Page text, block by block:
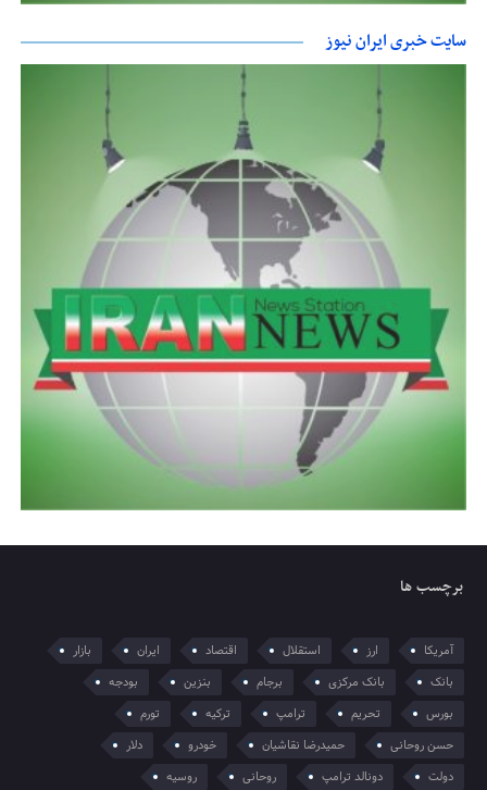
سایت خبری ایران نیوز
برچسب ها
آمریکا ارز استقلال اقتصاد ایران
بازار
بانک
بانک مرکزی برجام بنزین
بودجه
بورس
تحریم ترامپ ترکیه
تورم
حسن روحانی
حمیدرضا نقاشیان خودرو
دلار
دولت
دونالد ترامپ روحانی روسیه